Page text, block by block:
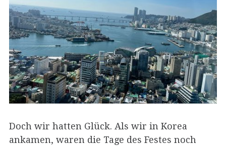
Doch wir hatten Glück. Als wir in Korea
ankamen, waren die Tage des Festes noch